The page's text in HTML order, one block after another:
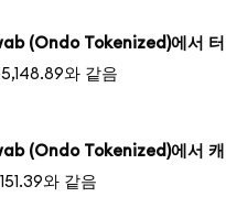
(Ondo Tokenized)에서 터
와 같음
(Ondo Tokenized)에서 캐
와 같음